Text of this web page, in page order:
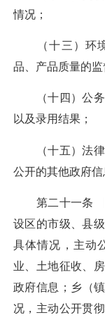
情况；
（十三）环境
品、产品质量的监
（十四）公务
以及录用结果；
（十五）法律
公开的其他政府信
第二十一条 除
设区的市级、县
具体情况，主动
业、土地征收、
政府信息；乡（
况，主动公开贯